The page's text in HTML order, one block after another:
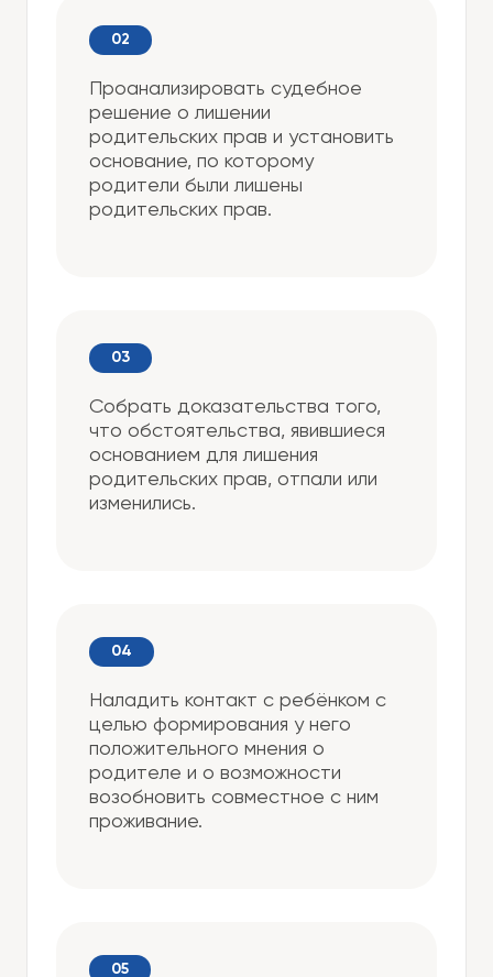
Проанализировать судебное
решение о лишении
родительских прав и установить
основание, по которому
родители были лишены
родительских прав.
Собрать доказательства того,
что обстоятельства, явившиеся
основанием для лишения
родительских прав, отпали или
изменились.
Наладить контакт с ребёнком с
целью формирования у него
положительного мнения о
родителе и о возможности
возобновить совместное с ним
проживание.